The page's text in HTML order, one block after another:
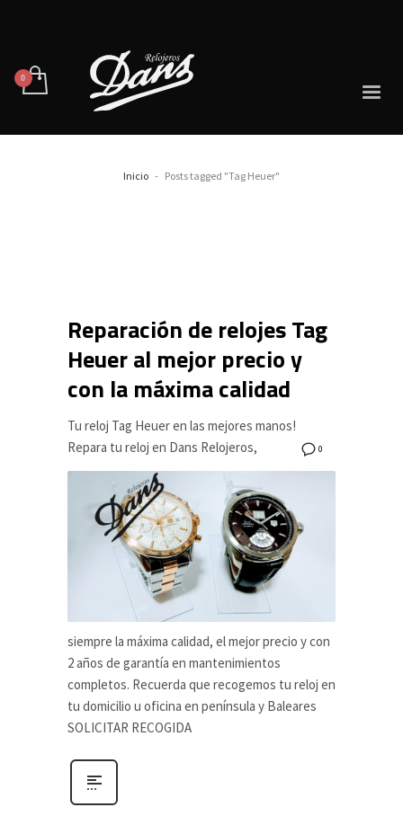
Inicio Posts tagged "Tag Heuer"
Reparación de relojes Tag
Heuer al mejor precio y
con la máxima calidad
0
Tu reloj Tag Heuer en las mejores manos!
Repara tu reloj en Dans Relojeros,
siempre la máxima calidad, el mejor precio y con
2 años de garantía en mantenimientos
completos. Recuerda que recogemos tu reloj en
tu domicilio u oficina en península y Baleares
SOLICITAR RECOGIDA